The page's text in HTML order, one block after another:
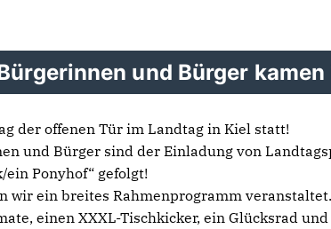
und Bürger
der offenen Tür im Landtag in Kiel statt!
und Bürger sind der Einladung von
Ponyhof“ gefolgt!
wir ein breites Rahmenprogramm
einen XXXL-Tischkicker, ein Glücksrad